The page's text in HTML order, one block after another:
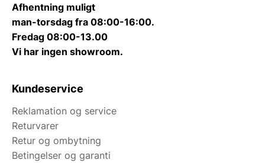
Afhentning muligt
man-torsdag fra 08:00-16:00.
Fredag 08:00-13.00
Vi har ingen showroom.
Kundeservice
Reklamation og service
Returvarer
Retur og ombytning
Betingelser og garanti